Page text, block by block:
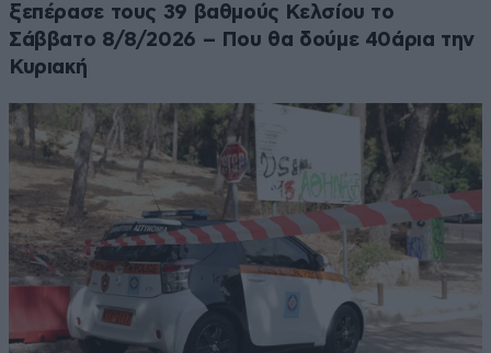
ξεπέρασε τους 39 βαθμούς Κελσίου το
Σάββατο 8/8/2026 – Που θα δούμε 40άρια την
Κυριακή